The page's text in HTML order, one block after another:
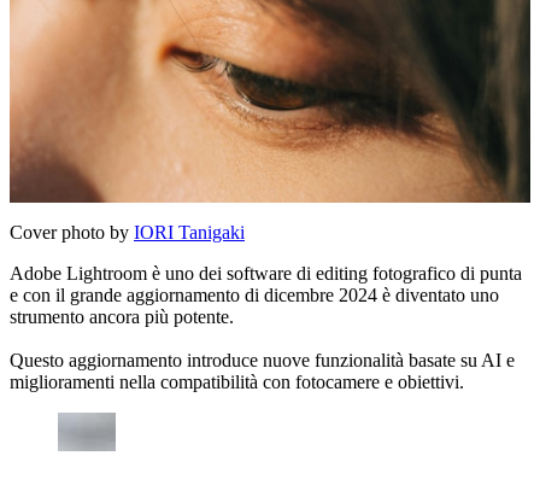
Cover photo by IORI Tanigaki
Adobe Lightroom è uno dei software di editing fotografico di punta
e con il grande aggiornamento di dicembre 2024 è diventato uno
strumento ancora più potente.
Questo aggiornamento introduce nuove funzionalità basate su AI e
miglioramenti nella compatibilità con fotocamere e obiettivi.